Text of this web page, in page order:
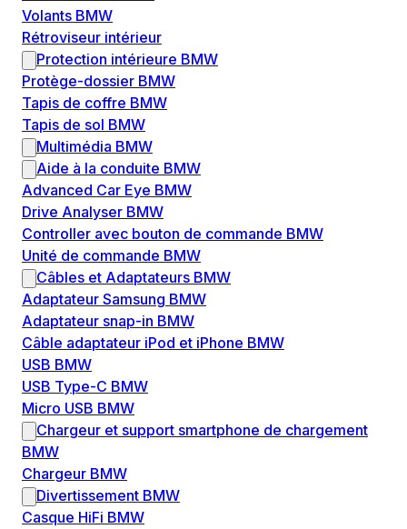
Volants BMW
Rétroviseur intérieur
Protection intérieure BMW
Protège-dossier BMW
Tapis de coffre BMW
Tapis de sol BMW
Multimédia BMW
Aide à la conduite BMW
Advanced Car Eye BMW
Drive Analyser BMW
Controller avec bouton de commande BMW
Unité de commande BMW
Câbles et Adaptateurs BMW
Adaptateur Samsung BMW
Adaptateur snap-in BMW
Câble adaptateur iPod et iPhone BMW
USB BMW
USB Type-C BMW
Micro USB BMW
Chargeur et support smartphone de chargement
BMW
Chargeur BMW
Divertissement BMW
Casque HiFi BMW